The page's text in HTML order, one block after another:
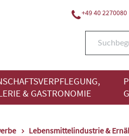
+49 40 2270080
& GASTRONOMIE
Lebensmittelindustrie &